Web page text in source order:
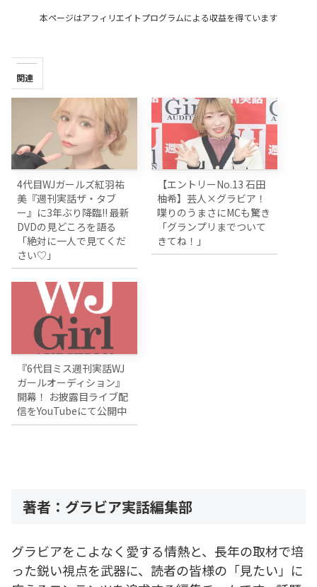
本ページはアフィリエイトプログラムによる収益を得ています
関連
4代目WJガールズ紅羽祐
美『週刊実話ザ・タブ
ー』に3年ぶり降臨!! 最新
DVDの見どころを語る
「絶対に一人で見てくだ
さい♡」
【エントリーNo.13 石田
柚希】芸人×グラビア！
喋りのうまさにMCも驚き
「グランプリまでついて
きてね！」
『6代目ミス週刊実話WJ
ガールオーディション』
開幕！ お披露目ライブ配
信をYouTubeにて公開中
著者：グラビア実話編集部
グラビアをこよなく愛する情熱と、長年の取材で培
った鋭い視点を武器に、読者の皆様の「見たい」に